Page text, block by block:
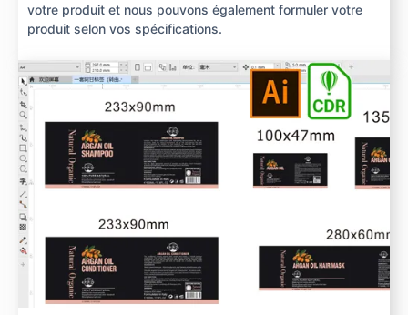
votre produit et nous pouvons également formuler votre
produit selon vos spécifications.